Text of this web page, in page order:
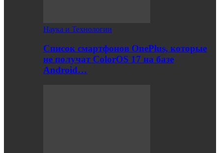
Наука и Технологии
Список смартфонов OnePlus, которые
не получат ColorOS 17 на базе
Android…